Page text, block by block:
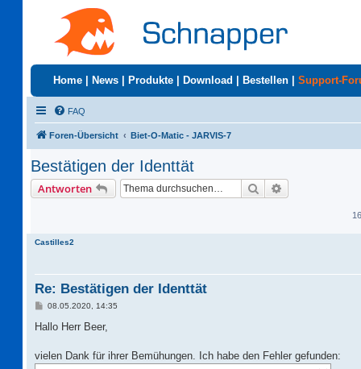
Home News Produkte Download Bestellen Support-
FAQ
Foren-Übersicht Biet-O-Matic - JARVIS-7
Bestätigen der Identtät
Antworten Suche
Castilles2
Re: Bestätigen der Identtät
B
i
a
g
08.05.2020, 14:35
Hallo Herr Beer,
vielen Dank für ihrer Bemühungen. Ich habe den Fehler gefunden: